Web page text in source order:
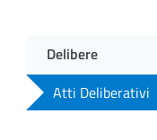
Delibere
Atti Deliberativi